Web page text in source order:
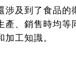
涉及到了食品
、銷售時均等
工知識。